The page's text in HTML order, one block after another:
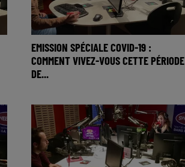
EMISSION SPÉCIALE COVID-19 :
COMMENT VIVEZ-VOUS CETTE PÉRIODE
DE...